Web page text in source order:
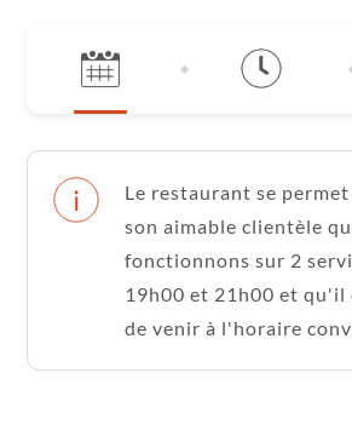
Le restaurant se
son aimable clientèle
fonctionnons sur 2
19h00 et 21h00 et
de venir à l'horaire